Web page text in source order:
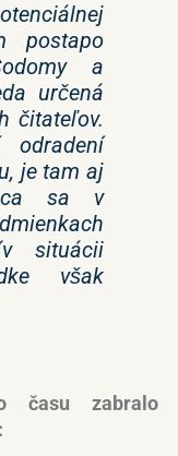
postapo
a
určená
čitateľov.
je tam aj
sa v
situácii
však
času zabralo